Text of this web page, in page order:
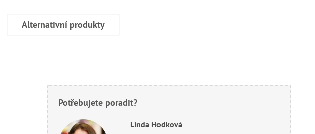
Alternativní produkty
Potřebujete poradit?
Linda Hodková